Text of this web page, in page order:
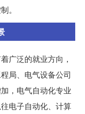
。
广泛的就业方向，
局、电气设备公司
，电气自动化专业
电子自动化、计算